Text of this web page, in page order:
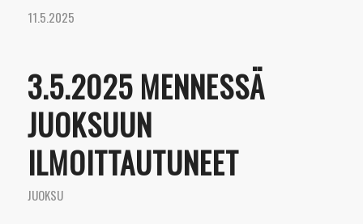
11.5.2025
3.5.2025 MENNESSÄ
JUOKSUUN
ILMOITTAUTUNEET
JUOKSU